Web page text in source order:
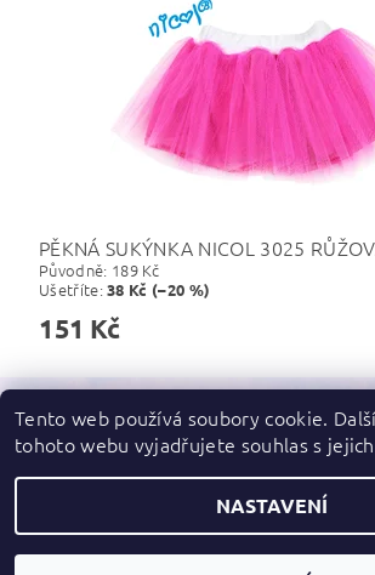
PĚKNÁ SUKÝNKA NICOL 3025
Původně: 189 Kč
Ušetříte:38 Kč (–20 %)
151 Kč
Zboží.cz | Heureka.cz
2026 ©dupydup, všechna práva
Tento web používá soubory cookie.
tohoto webu vyjadřujete souhlas s
NASTAVENÍ